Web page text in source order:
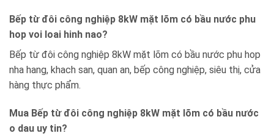
Bếp từ đôi công nghiệp 8kW mặt lõm có bầu nước phu
hop voi loai hinh nao?
Bếp từ đôi công nghiệp 8kW mặt lõm có bầu nước phu hop
nha hang, khach san, quan an, bếp công nghiệp, siêu thị, cửa
hàng thực phẩm.
Mua Bếp từ đôi công nghiệp 8kW mặt lõm có bầu nước
o dau uy tin?